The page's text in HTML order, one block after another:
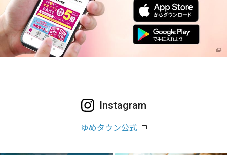
Instagram
ゆめタウン公式